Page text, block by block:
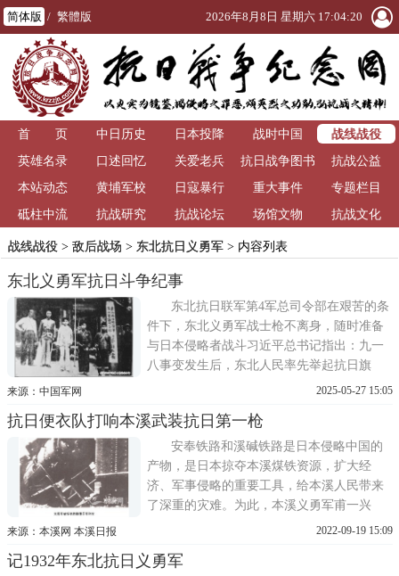
简体版 / 繁體版 2026年8月8日 星期六 17:04:21
首 页 中日历史 日本投降 战时中国
战线战役
英雄名录
口述回忆 关爱老兵
抗日战争图书
馆
抗战公益
本站动态
黄埔军校 日寇暴行 重大事件
专题栏目
砥柱中流
抗战研究 抗战论坛 场馆文物 抗战文化
战线战役> 敌后战场 > 东北抗日义勇军> 内容列表
东北义勇军抗日斗争纪事
东北抗日联军第4军总司令部在艰苦的条
件下，东北义勇军战士枪不离身，随时准备
与日本侵略者战斗习近平总书记指出：九一
八事变发生后，东北人民率先举起抗日旗
帜，在极端艰苦的条件下浴血奋战，谱写了
社会主义核心价值观、开展革命传统教育和
爱国主义教育的生动教材，也是党的建设的
宝贵资源。据日
来源：中国军网 2025-05-27 15:05
抗日便衣队打响本溪武装抗日第一枪
安奉铁路和溪碱铁路是日本侵略中国的
产物，是日本掠夺本溪煤铁资源，扩大经
济、军事侵略的重要工具，给本溪人民带来
了深重的灾难。为此，本溪义勇军甫一兴
起，立即将铁路沿线作为了攻击的主要目
日13时45分，义勇军1人破坏安奉铁路南坟至
来源：本溪网 本溪日报 2022-09-19 15:09
记1932年东北抗日义勇军